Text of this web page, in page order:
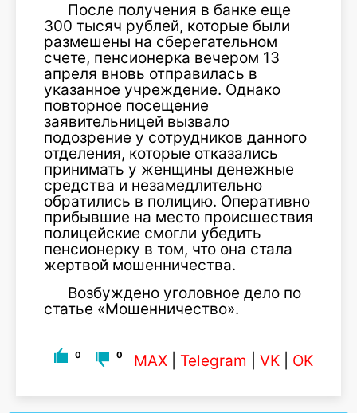
После получения в банке еще
300 тысяч рублей, которые были
размешены на сберегательном
счете, пенсионерка вечером 13
апреля вновь отправилась в
указанное учреждение. Однако
повторное посещение
заявительницей вызвало
подозрение у сотрудников данного
отделения, которые отказались
принимать у женщины денежные
средства и незамедлительно
обратились в полицию. Оперативно
прибывшие на место происшествия
полицейские смогли убедить
пенсионерку в том, что она стала
жертвой мошенничества.
Возбуждено уголовное дело по
статье «Мошенничество».
0 0 MAX Telegram VK OK